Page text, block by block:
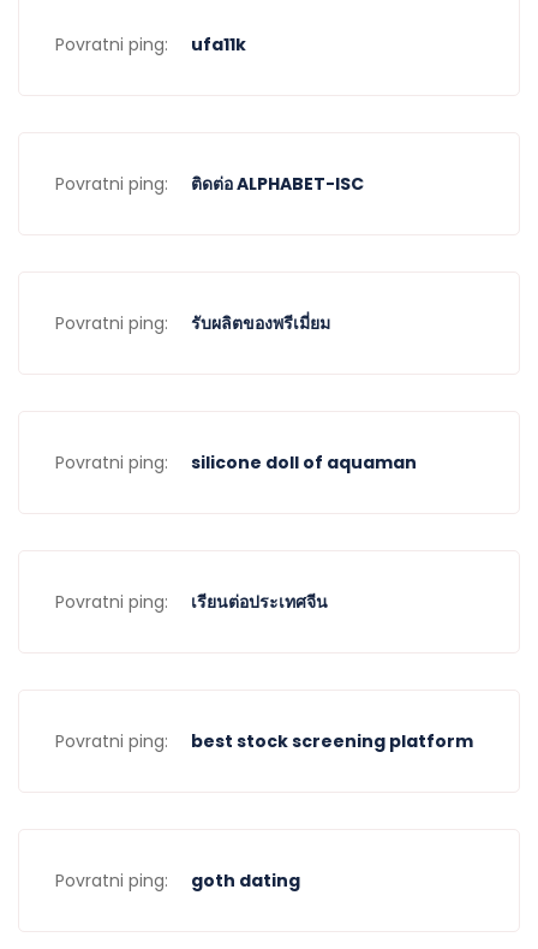
Povratni ping: ufa11k
Povratni ping: ติดต่อ ALPHABET-ISC
Povratni ping: รับผลิตของพรีเมี่ยม
Povratni ping: silicone doll of aquaman
Povratni ping: เรียนต่อประเทศจีน
Povratni ping: best stock screening platform
Povratni ping: goth dating